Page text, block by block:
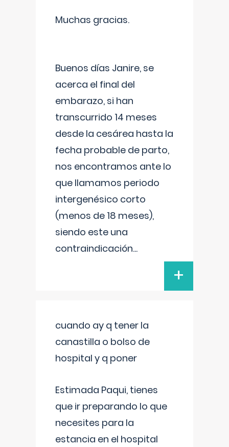
Muchas gracias.
Buenos días Janire, se
acerca el final del
embarazo, si han
transcurrido 14 meses
desde la cesárea hasta la
fecha probable de parto,
nos encontramos ante lo
que llamamos periodo
intergenésico corto
(menos de 18 meses),
siendo este una
contraindicación...
+
cuando ay q tener la
canastilla o bolso de
hospital y q poner
Estimada Paqui, tienes
que ir preparando lo que
necesites para la
estancia en el hospital